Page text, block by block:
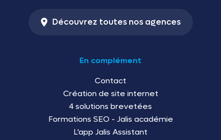
Découvrez toutes nos agences
En complément
Contact
Création de site internet
4 solutions brevetées
Formations SEO - Jalis académie
L'app Jalis Assistant